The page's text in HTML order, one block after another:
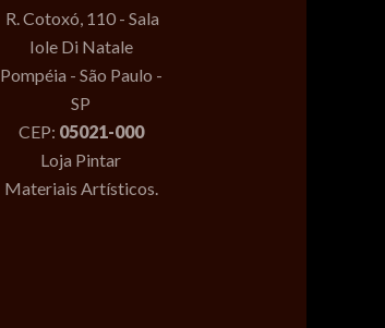
R. Cotoxó, 110 - Sala
Iole Di Natale
Pompéia - São Paulo -
SP
CEP: 05021-000
Loja Pintar
Materiais Artísticos.